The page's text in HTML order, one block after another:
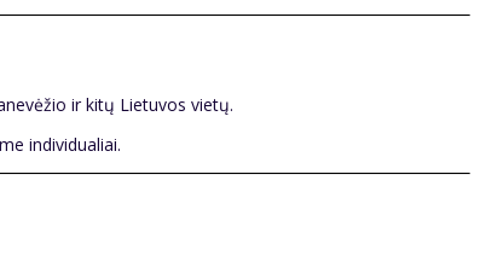
ir kitų Lietuvos vietų.
individualiai.